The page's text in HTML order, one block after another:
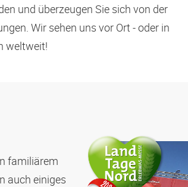
und überzeugen Sie sich von der
Wir sehen uns vor Ort - oder in
weltweit!
familiärem
auch einiges